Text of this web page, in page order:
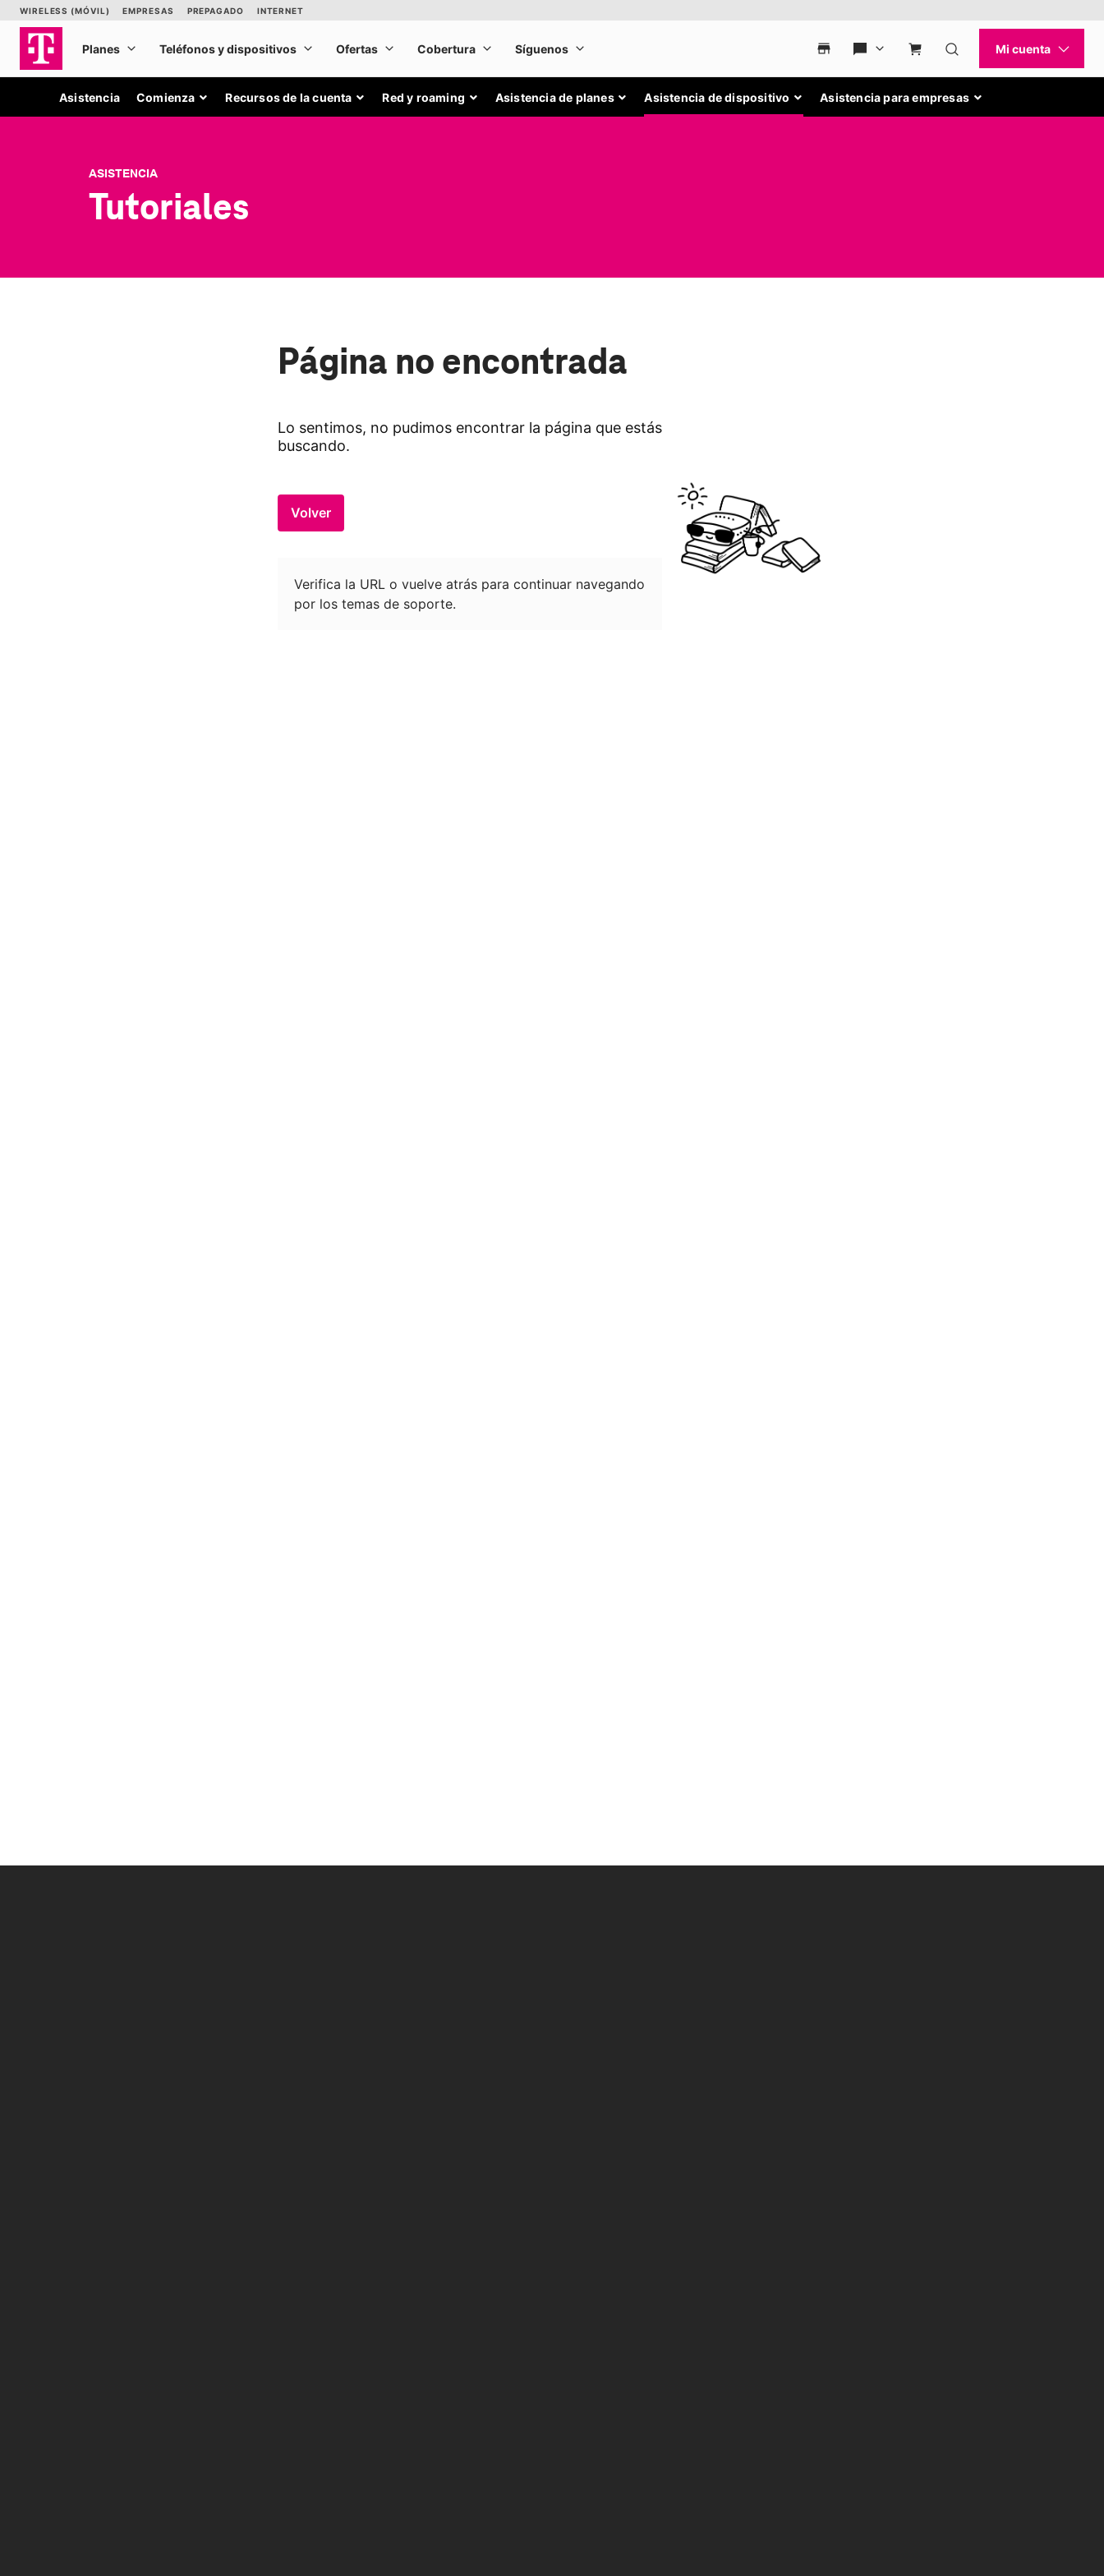
Asistencia Comienza Recursos de la cuenta Red y roaming Asistencia de planes Asistencia de dispositivo Asistencia para empresas
ASISTENCIA
Tutoriales